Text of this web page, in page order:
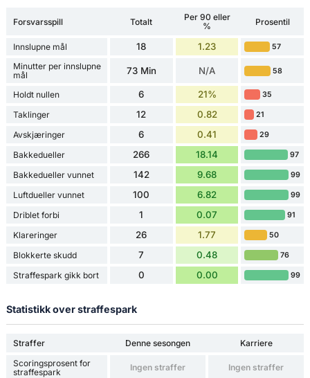
Forsvarsspill Totalt
Per 90 eller
%
Prosentil
Innslupne mål 18 1.23 57
Minutter per innslupne
mål
73 Min N/A 58
Holdt nullen 6 21% 35
Taklinger 12 0.82 21
Avskjæringer 6 0.41 29
Bakkedueller 266 18.14 97
Bakkedueller vunnet 142 9.68 99
Luftdueller vunnet 100 6.82 99
Driblet forbi 1 0.07 91
Klareringer 26 1.77 50
Blokkerte skudd 7 0.48 76
Straffespark gikk bort 0 0.00 99
Statistikk over straffespark
Straffer Denne sesongen
Karriere
Scoringsprosent for
straffespark
Ingen straffer Ingen straffer